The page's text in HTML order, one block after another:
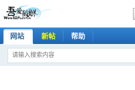
网站 新帖 帮助